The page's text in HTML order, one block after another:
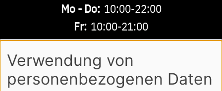
Mo - Do: 10:00-22:00
Fr: 10:00-21:00
Sa - So:10:00-18:00
AGB DATENSCHUTZ IMPRESSUM
Verwendung von
personenbezogenen Daten